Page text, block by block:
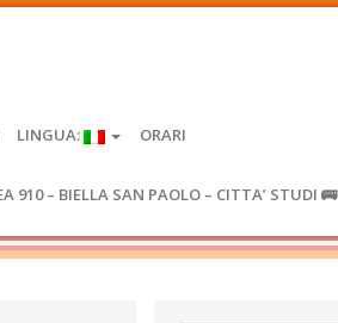
LINGUA: ORARI
910 – BIELLA SAN PAOLO – CITTA’ STUDI 🚌